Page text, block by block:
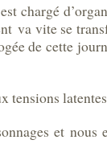
chargé
va vite se
de cette
tensions
et nous